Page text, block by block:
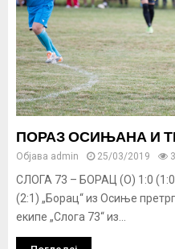
ПОРАЗ ОСИЊАНА И
Објава admin 25/03/2019
СЛОГА 73 – БОРАЦ (О) 1:0
(2:1) „Борац“ из Осиње
екипе „Слога 73“ из...